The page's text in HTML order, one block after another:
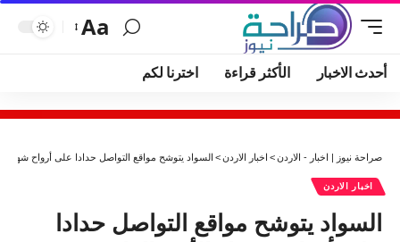
Aa
أحدث الاخبار الأكثر قراءة اخترنا لكم
صراحة نيوز | اخبار - الاردن> اخبار الاردن> السواد يتوشح مواقع التواصل حدادا على أرواح شهداء
اخبار الاردن
السواد يتوشح مواقع التواصل حدادا